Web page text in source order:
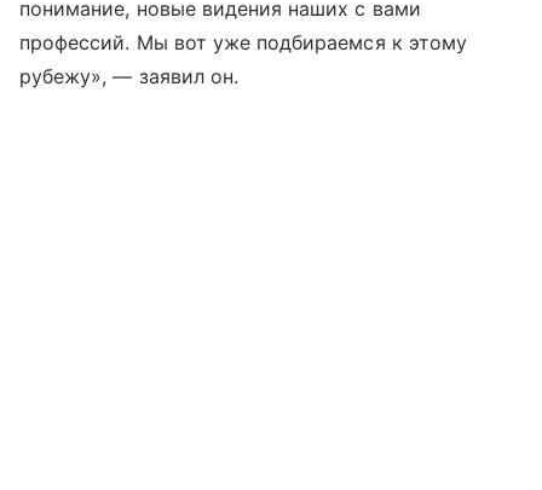
понимание, новые видения наших с вами
профессий. Мы вот уже подбираемся к этому
рубежу», — заявил он.